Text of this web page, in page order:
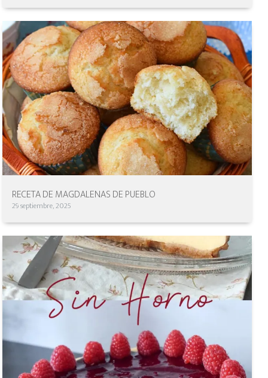
RECETA DE MAGDALENAS DE PUEBLO
29 septiembre, 2025